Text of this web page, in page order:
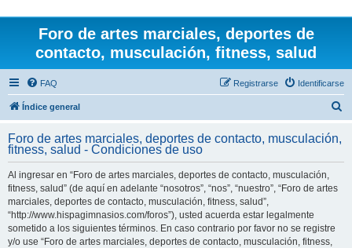
Foro de artes marciales, deportes de
contacto, musculación, fitness, salud
FAQ Identificarse
Registrarse
Índice general
c
Foro de artes marciales, deportes de contacto, musculación,
fitness, salud - Condiciones de uso
Al ingresar en “Foro de artes marciales, deportes de contacto, musculación,
fitness, salud” (de aquí en adelante “nosotros”, “nos”, “nuestro”, “Foro de artes
marciales, deportes de contacto, musculación, fitness, salud”,
“http://www.hispagimnasios.com/foros”), usted acuerda estar legalmente
sometido a los siguientes términos. En caso contrario por favor no se registre
y/o use “Foro de artes marciales, deportes de contacto, musculación, fitness,